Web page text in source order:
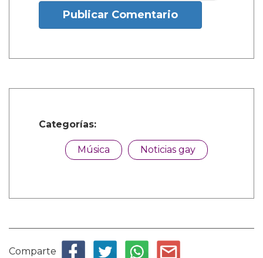
Publicar Comentario
Categorías:
Música Noticias gay
Comparte